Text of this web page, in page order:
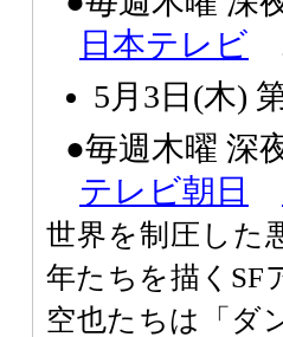
日本テレビ
5月3日(木)
●毎週木曜 深
テレビ朝日
世界を制圧した
年たちを描くSF
空也たちは「ダ